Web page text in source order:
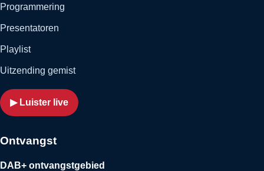
Programmering
Presentatoren
Playlist
Uitzending gemist
▶ Luister live
Ontvangst
DAB+ ontvangstgebied